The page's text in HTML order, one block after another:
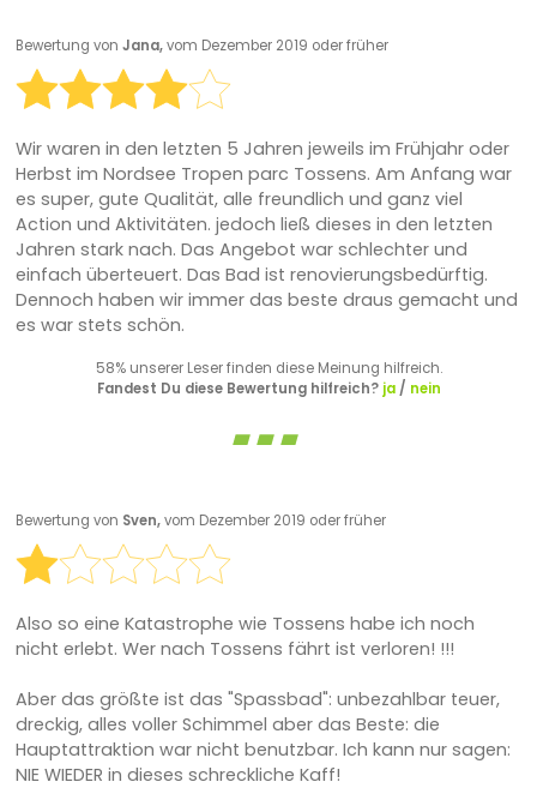
Bewertung von Jana,vom Dezember 2019 oder früher
Wir waren in den letzten 5 Jahren jeweils im Frühjahr oder
Herbst im Nordsee Tropen parc Tossens. Am Anfang war
es super, gute Qualität, alle freundlich und ganz viel
Action und Aktivitäten. jedoch ließ dieses in den letzten
Jahren stark nach. Das Angebot war schlechter und
einfach überteuert. Das Bad ist renovierungsbedürftig.
Dennoch haben wir immer das beste draus gemacht und
es war stets schön.
58% unserer Leser finden diese Meinung hilfreich.
Fandest Du diese Bewertung hilfreich? ja/ nein
Bewertung von Sven,vom Dezember 2019 oder früher
Also so eine Katastrophe wie Tossens habe ich noch
nicht erlebt. Wer nach Tossens fährt ist verloren! !!!
Aber das größte ist das "Spassbad": unbezahlbar teuer,
dreckig, alles voller Schimmel aber das Beste: die
Hauptattraktion war nicht benutzbar. Ich kann nur sagen:
NIE WIEDER in dieses schreckliche Kaff!